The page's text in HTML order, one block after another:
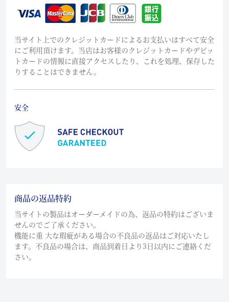
当サイト上でのクレジットカードによるお支払いはすべて安全
にご利用頂けます。当店はお客様のクレジットカードやデビッ
トカードの情報に直接アクセスしたり、これを処理、保存した
りすることはできません。
安全
商品の返品特約
当サイトの製品はオーダーメイドの為、返品の特約はございま
せんのでご了承ください。
機能に重 大な瑕疵がある場合の不良品の返品はご対応いたし
ます。不良品の場合は、商品到着日より3日以内にご連絡くだ
さい。